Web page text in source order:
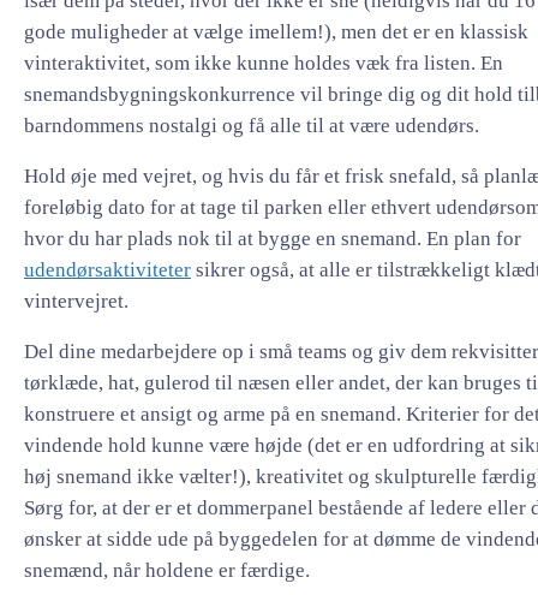
gode muligheder at vælge imellem!), men det er en klassisk
vinteraktivitet, som ikke kunne holdes væk fra listen. En
snemandsbygningskonkurrence vil bringe dig og dit hold
barndommens nostalgi og få alle til at være udendørs.
Hold øje med vejret, og hvis du får et frisk snefald, så
foreløbig dato for at tage til parken eller ethvert
hvor du har plads nok til at bygge en snemand. En plan for
udendørsaktiviteter sikrer også, at alle er tilstrækkeligt
vintervejret.
Del dine medarbejdere op i små teams og giv dem
tørklæde, hat, gulerod til næsen eller andet, der kan bruges
konstruere et ansigt og arme på en snemand. Kriterier for
vindende hold kunne være højde (det er en udfordring at
høj snemand ikke vælter!), kreativitet og skulpturelle
Sørg for, at der er et dommerpanel bestående af ledere eller
ønsker at sidde ude på byggedelen for at dømme de
snemænd, når holdene er færdige.